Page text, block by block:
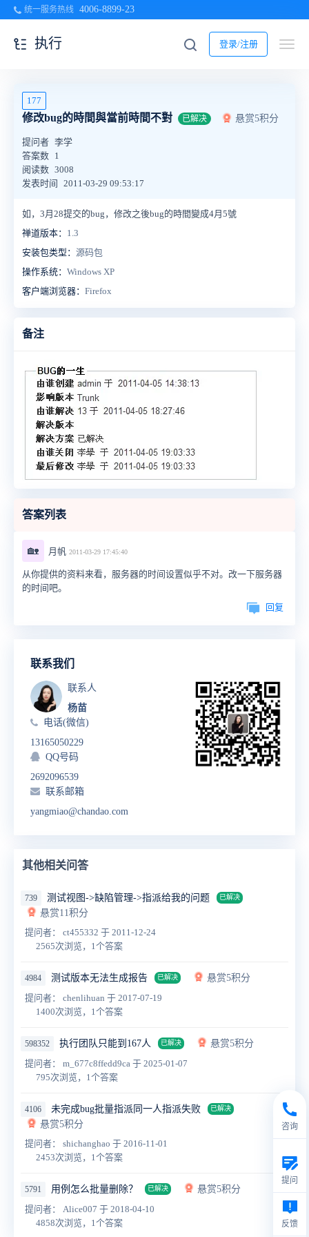
统一服务热线 4006-8899-23
登录/注册
执行
177
修改bug的時間與當前時間不對 已解决 悬赏5积分
提问者 李学
答案数 1
阅读数 3008
发表时间
2011-03-29 09:53:17
如，3月28提交的bug，修改之後bug的時間變成4月5號
禅道版本： 1.3
安装包类型： 源码包
操作系统： Windows XP
客户端浏览器： Firefox
备注
答案列表
🏡 月帆 2011-03-29 17:45:40
从你提供的资料来看，服务器的时间设置似乎不对。改一下服务器
的时间吧。
回复
联系我们
联系人
杨苗
电话(微信)
13165050229
QQ号码
2692096539
联系邮箱
yangmiao@chandao.com
其他相关问答
739 测试视图->缺陷管理->指派给我的问题 已解决
悬赏11积分
提问者： ct455332 于 2011-12-24
2565次浏览，1个答案
4984 测试版本无法生成报告 已解决
悬赏5积分
提问者： chenlihuan 于 2017-07-19
1400次浏览，1个答案
598352 执行团队只能到167人 已解决
悬赏5积分
提问者： m_677c8ffedd9ca 于 2025-01-07
795次浏览，1个答案
4106 未完成bug批量指派同一人指派失败 已解决
悬赏5积分
提问者： shichanghao 于 2016-11-01
2453次浏览，1个答案
5791 用例怎么批量删除？ 已解决
悬赏5积分
提问者： Alice007 于 2018-04-10
4858次浏览，1个答案
咨询
提问
反馈